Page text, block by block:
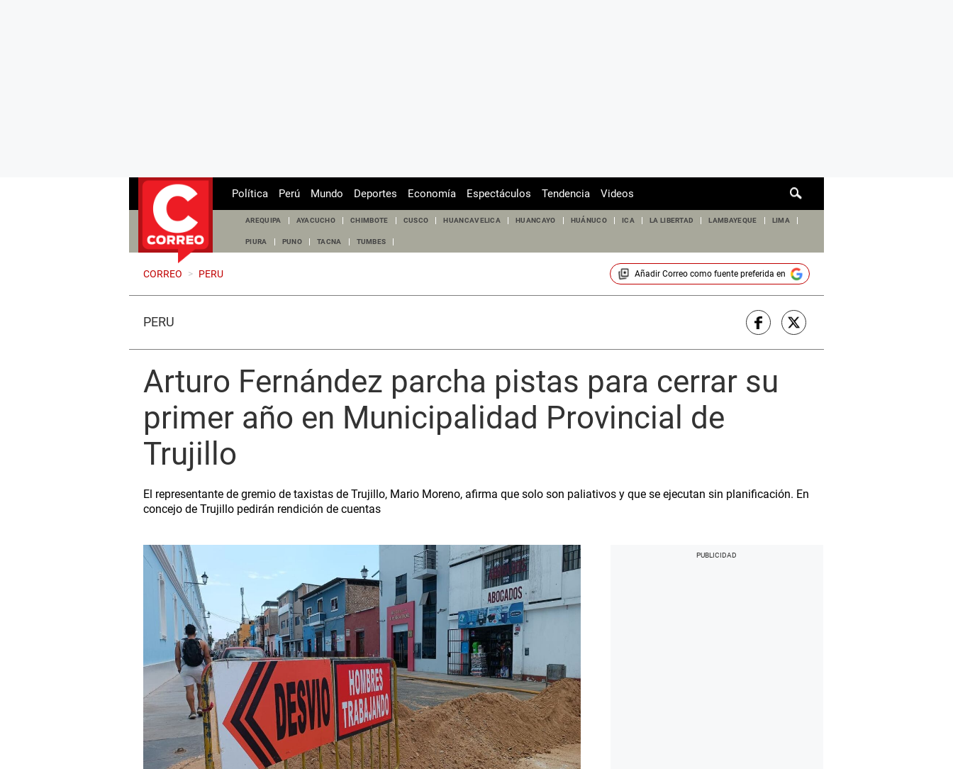
de
Política Perú Mundo Deportes Economía Espectáculos Tendencia Videos
AREQUIPA AYACUCHO CHIMBOTE CUSCO HUANCAVELICA HUANCAYO HUÁNUCO ICA LA LIBERTAD LAMBAYEQUE LIMA
PIURA PUNO TACNA TUMBES
CORREO > PERU Añadir Correocomo fuente preferida en
PERÚ
Arturo Fernández parcha pistas para cerrar su
primer año en Municipalidad Provincial de
Trujillo
El representante de gremio de taxistas de Trujillo, Mario Moreno, afirma que solo son paliativos y que se ejecutan sin planificación. En
concejo de Trujillo pedirán rendición de cuentas